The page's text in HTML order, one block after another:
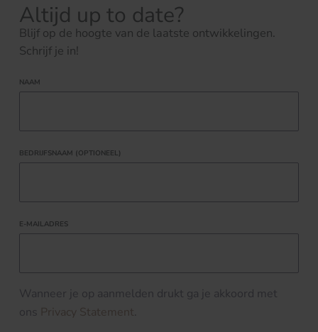
Altijd up to date?
Blijf op de hoogte van de laatste ontwikkelingen.
Schrijf je in!
NAAM
BEDRIJFSNAAM (OPTIONEEL)
E-MAILADRES
Wanneer je op aanmelden drukt ga je akkoord met
ons Privacy Statement.